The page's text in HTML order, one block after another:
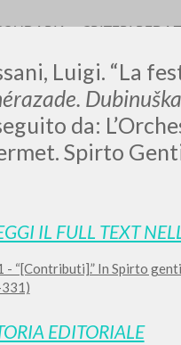
Luigi. “La
da:
Spirto
IL FULL TEXT
- “[Contributi].” In Spirto
EDITORIALE
CRITERI